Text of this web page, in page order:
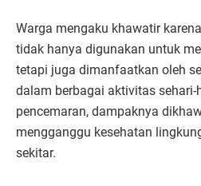
Warga mengaku khawatir
tidak hanya digunakan untuk
tetapi juga dimanfaatkan oleh
dalam berbagai aktivitas sehari-
pencemaran, dampaknya
mengganggu kesehatan
sekitar.